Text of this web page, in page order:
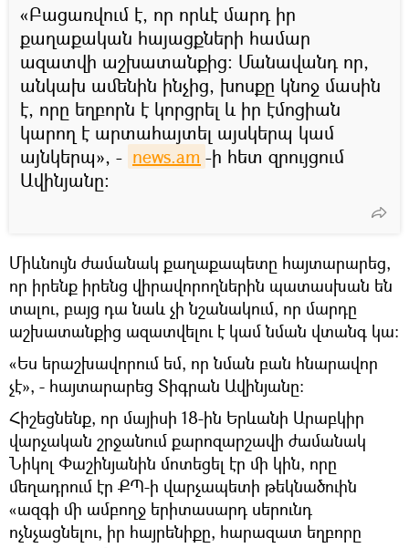
«Բացառվում է, որ որևէ մարդ իր
քաղաքական հայացքների համար
ազատվի աշխատանքից։ Մանավանդ որ,
անկախ ամենին ինչից, խոսքը կնոջ մասին
է, որը եղբորն է կորցրել և իր էմոցիան
կարող է արտահայտել այսկերպ կամ
այնկերպ», - news.am -ի հետ զրույցում
Ավինյանը:
Միևնույն ժամանակ քաղաքապետը հայտարարեց,
որ իրենք իրենց վիրավորողներին պատասխան են
տալու, բայց դա նաև չի նշանակում, որ մարդը
աշխատանքից ազատվելու է կամ նման վտանգ կա։
«Ես երաշխավորում եմ, որ նման բան հնարավոր
չէ», - հայտարարեց Տիգրան Ավինյանը:
Հիշեցնենք, որ մայիսի 18-ին Երևանի Արաբկիր
վարչական շրջանում քարոզարշավի ժամանակ
Նիկոլ Փաշինյանին մոտեցել էր մի կին, որը
մեղադրում էր ՔՊ-ի վարչապետի թեկնածուին
«ազգի մի ամբողջ երիտասարդ սերունդ
ոչնչացնելու, իր հայրենիքը, հարազատ եղբորը